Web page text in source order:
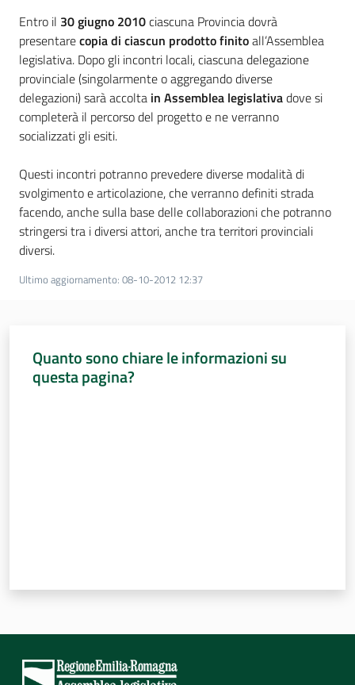
Entro il 30 giugno 2010ciascuna Provincia dovrà
presentarecopia di ciascun prodotto finitoall’Assemblea
legislativa. Dopo gli incontri locali, ciascuna delegazione
provinciale (singolarmente o aggregando diverse
delegazioni) sarà accolta in Assemblea legislativadove si
completerà il percorso del progetto e ne verranno
socializzati gli esiti.
Questi incontri potranno prevedere diverse modalità di
svolgimento e articolazione, che verranno definiti strada
facendo, anche sulla base delle collaborazioni che potranno
stringersi tra i diversi attori, anche tra territori provinciali
diversi.
Ultimo aggiornamento: 08-10-2012 12:37
Quanto sono chiare le informazioni su
questa pagina?